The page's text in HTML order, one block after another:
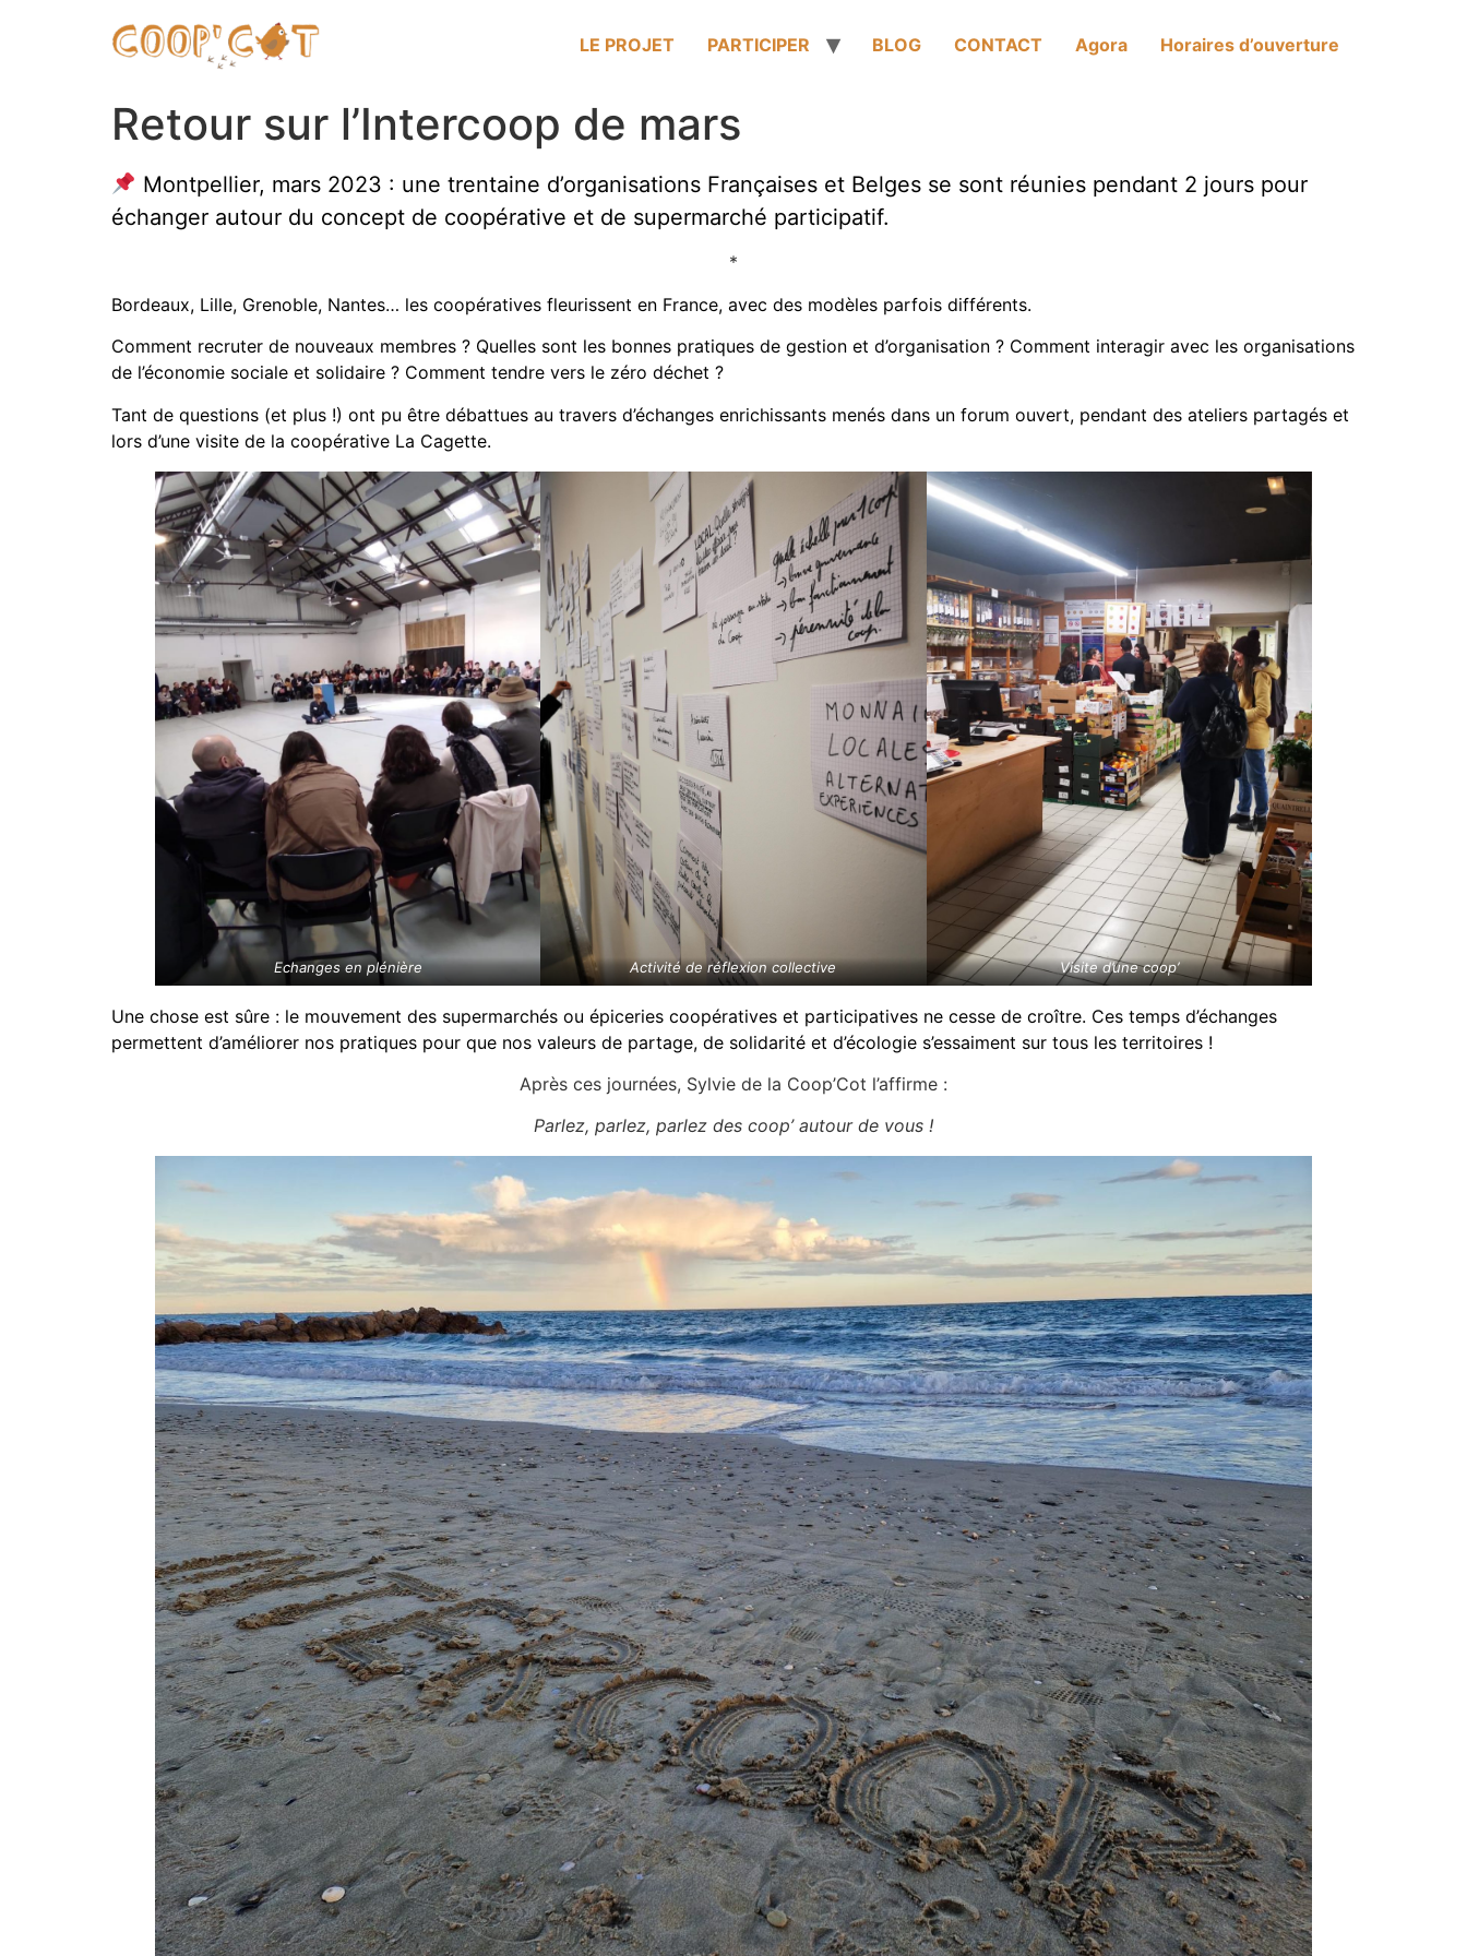
LE PROJET PARTICIPER BLOG CONTACT Agora Horaires d’ouverture
Retour sur l’Intercoop de mars
Montpellier, mars 2023 : une trentaine d’organisations Françaises et Belges se sont réunies pendant 2 jours pour
échanger autour du concept de coopérative et de supermarché participatif.
*
Bordeaux, Lille, Grenoble, Nantes… les coopératives fleurissent en France, avec des modèles parfois différents.
Comment recruter de nouveaux membres ? Quelles sont les bonnes pratiques de gestion et d’organisation ? Comment interagir avec les organisations
de l’économie sociale et solidaire ? Comment tendre vers le zéro déchet ?
Tant de questions (et plus !) ont pu être débattues au travers d’échanges enrichissants menés dans un forum ouvert, pendant des ateliers partagés et
lors d’une visite de la coopérative La Cagette.
Echanges en plénière Activité de réflexion collective Visite d’une coop’
Une chose est sûre : le mouvement des supermarchés ou épiceries coopératives et participatives ne cesse de croître. Ces temps d’échanges
permettent d’améliorer nos pratiques pour que nos valeurs de partage, de solidarité et d’écologie s’essaiment sur tous les territoires !
Après ces journées, Sylvie de la Coop’Cot l’affirme :
Parlez, parlez, parlez des coop’ autour de vous !